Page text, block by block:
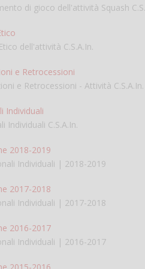
di gioco dell'attività Squash
dell'attività C.S.A.In.
e Retrocessioni
Retrocessioni - Attività C.S.A.In.
Individuali
C.S.A.In.
2018-2019
| 2018-2019
2017-2018
| 2017-2018
2016-2017
| 2016-2017